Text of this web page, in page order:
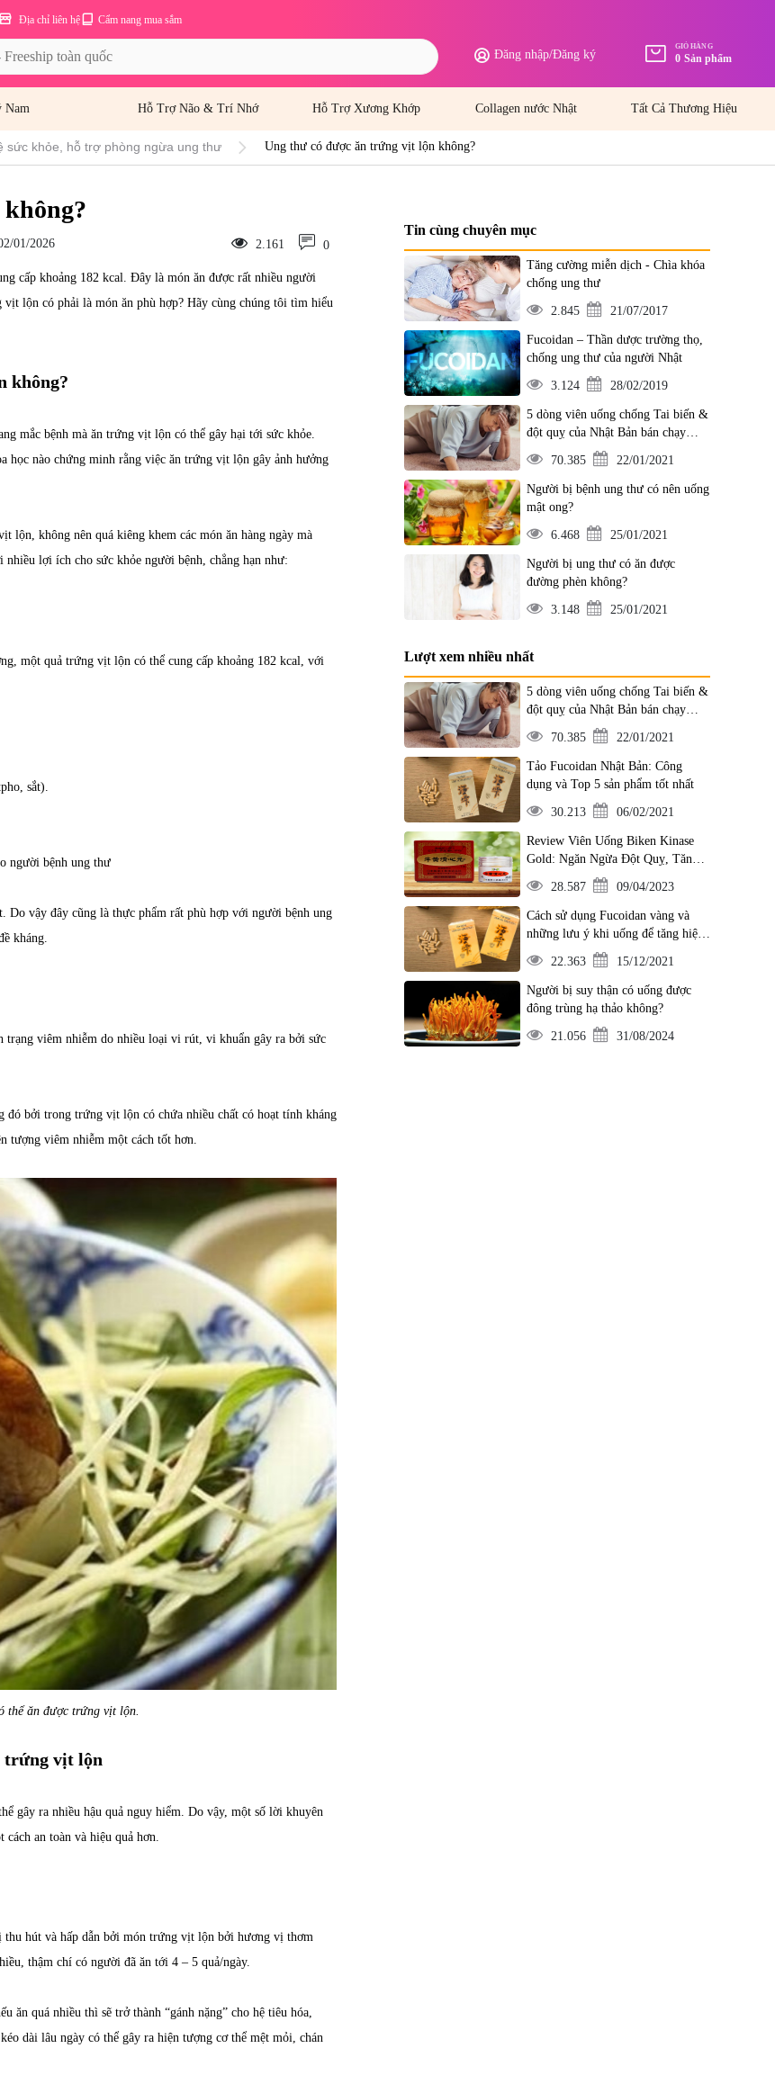
Cẩm nang mua sắm
Địa chỉ liên hệ
Đăng nhập/Đăng ký
GIỎ HÀNG
0 Sản phẩm
Nam Hỗ Trợ Não & Trí Nhớ Hỗ Trợ Xương Khớp Collagen nước Nhật Tất Cả Thương Hiệu
sức khỏe, hỗ trợ phòng ngừa ung thư Ung thư có được ăn trứng vịt lộn không?
01/2026 2.161 0
cấp khoảng 182 kcal. Đây là món ăn được rất nhiều người
lộn có phải là món ăn phù hợp? Hãy cùng chúng tôi tìm hiểu
không?
mắc bệnh mà ăn trứng vịt lộn có thể gây hại tới sức khỏe.
nào chứng minh rằng việc ăn trứng vịt lộn gây ảnh hưởng
không nên quá kiêng khem các món ăn hàng ngày mà
lợi ích cho sức khỏe người bệnh, chẳng hạn như:
một quả trứng vịt lộn có thể cung cấp khoảng 182 kcal, với
sắt).
người bệnh ung thư
vậy đây cũng là thực phẩm rất phù hợp với người bệnh ung
kháng.
viêm nhiễm do nhiều loại vi rút, vi khuẩn gây ra bởi sức
bởi trong trứng vịt lộn có chứa nhiều chất có hoạt tính kháng
tượng viêm nhiễm một cách tốt hơn.
thể ăn được trứng vịt lộn.
trứng vịt lộn
gây ra nhiều hậu quả nguy hiểm. Do vậy, một số lời khuyên
an toàn và hiệu quả hơn.
hút và hấp dẫn bởi món trứng vịt lộn bởi hương vị thơm
thậm chí có người đã ăn tới 4 – 5 quả/ngày.
quá nhiều thì sẽ trở thành “gánh nặng” cho hệ tiêu hóa,
dài lâu ngày có thể gây ra hiện tượng cơ thể mệt mỏi, chán
Tin cùng chuyên mục
Tăng cường miễn dịch - Chìa khóa
chống ung thư
2.845 21/07/2017
Fucoidan – Thần dược trường thọ,
chống ung thư của người Nhật
3.124 28/02/2019
5 dòng viên uống chống Tai biến &
đột quỵ của Nhật Bản bán chạy
nhất
70.385 22/01/2021
Người bị bệnh ung thư có nên uống
mật ong?
6.468 25/01/2021
Người bị ung thư có ăn được
đường phèn không?
3.148 25/01/2021
Lượt xem nhiều nhất
5 dòng viên uống chống Tai biến &
đột quỵ của Nhật Bản bán chạy
nhất
70.385 22/01/2021
Tảo Fucoidan Nhật Bản: Công
dụng và Top 5 sản phẩm tốt nhất
30.213 06/02/2021
Review Viên Uống Biken Kinase
Gold: Ngăn Ngừa Đột Quỵ, Tăng
Cường Trí Nhớ
28.587 09/04/2023
Cách sử dụng Fucoidan vàng và
những lưu ý khi uống để tăng hiệu
quả
22.363 15/12/2021
Người bị suy thận có uống được
đông trùng hạ thảo không?
21.056 31/08/2024